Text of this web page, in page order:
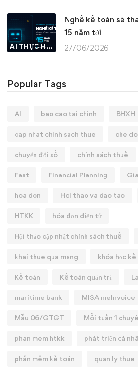
AI THỰC HÀNH
Nghề kế toán sẽ
15 năm tới
27/06/2026
Popular Tags
AI bao cao tai chinh BHXH
cap nhat chinh sach thue che
chuyển đổi số chính sách thuế
Fast Financial Planning
hoa don Hoi thao va dao tao
HTKK hóa đơn điện tử
Hội thảo cập nhật chính sách thuế
khai thue qua mang khóa học
Kế toán Kế toán quản trị
maritime bank MISA meInvoice
Mẫu 06/GTGT Mỗi tuần 1
phan mem htkk phát triển cá
phần mềm kế toán quan ly thue